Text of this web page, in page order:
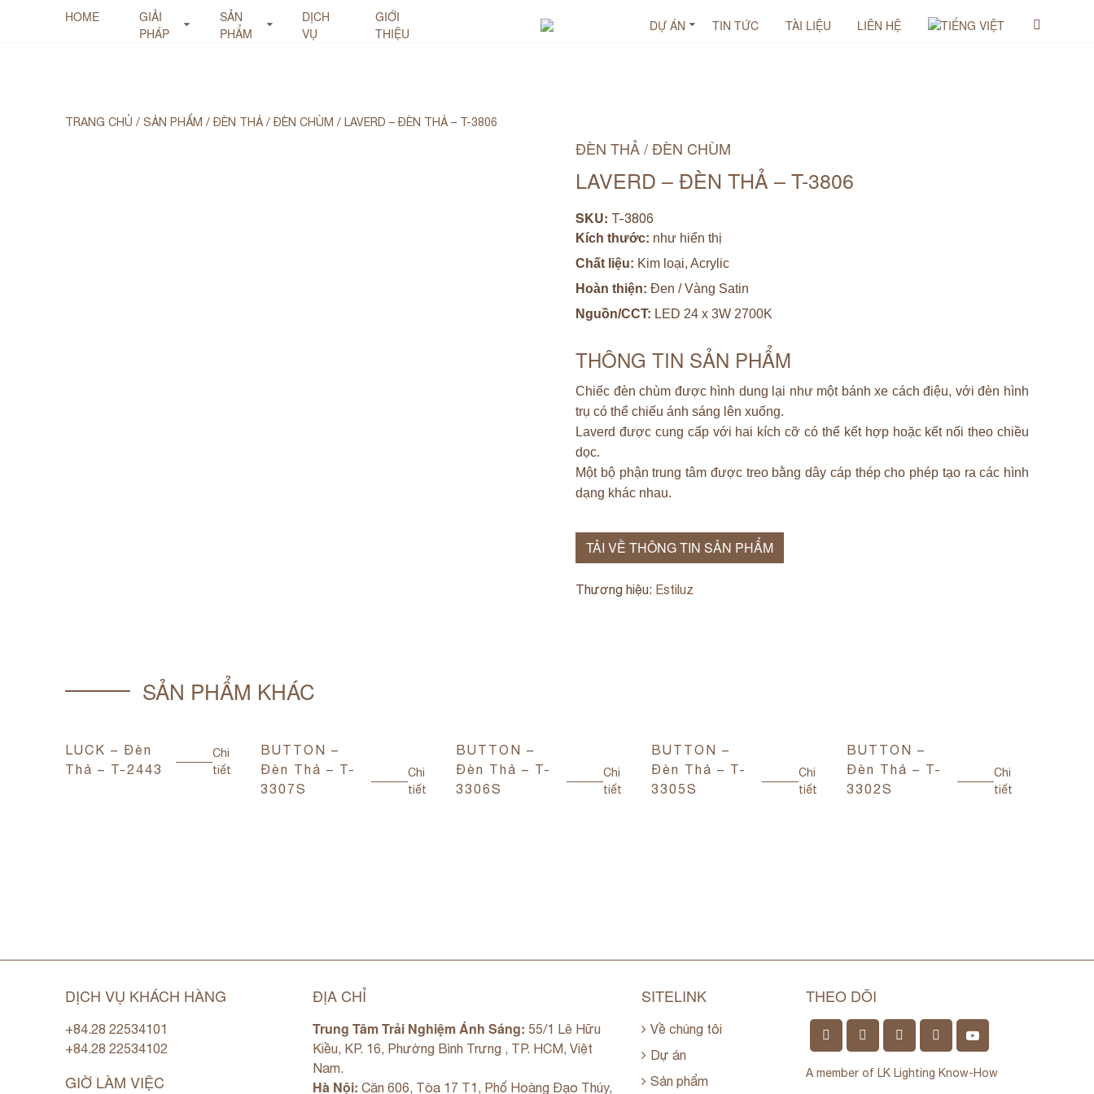
HOME
GIẢI
PHÁP
SẢN
PHẨM
DỊCH
VỤ
GIỚI
THIỆU
DỰ ÁN TIN TỨC TÀI LIỆU LIÊN HỆ
TRANG CHỦ / SẢN PHẨM / ĐÈN THẢ / ĐÈN CHÙM / LAVERD – ĐÈN THẢ – T-3806
ĐÈN THẢ / ĐÈN CHÙM
LAVERD – ĐÈN THẢ – T-3806
SKU: T-3806
Kích thước: như hiển thị
Chất liệu: Kim loại, Acrylic
Hoàn thiện: Đen / Vàng Satin
Nguồn/CCT: LED 24 x 3W 2700K
THÔNG TIN SẢN PHẨM
Chiếc đèn chùm được hình dung lại như một bánh xe cách điệu, với đèn hình
trụ có thể chiếu ánh sáng lên xuống.
Laverd được cung cấp với hai kích cỡ có thể kết hợp hoặc kết nối theo chiều
dọc.
Một bộ phận trung tâm được treo bằng dây cáp thép cho phép tạo ra các hình
dạng khác nhau.
TẢI VỀ THÔNG TIN SẢN PHẨM
Thương hiệu: Estiluz
SẢN PHẨM KHÁC
LUCK – Đèn
Thả – T-2443
Chi
tiết
BUTTON –
Đèn Thả – T-
3307S
Chi
tiết
BUTTON –
Đèn Thả – T-
3306S
Chi
tiết
BUTTON –
Đèn Thả – T-
3305S
Chi
tiết
BUTTON –
Đèn Thả – T-
3302S
Chi
tiết
DỊCH VỤ KHÁCH HÀNG
+84.28 22534101
+84.28 22534102
GIỜ LÀM VIỆC
ĐỊA CHỈ
Trung Tâm Trải Nghiệm Ánh Sáng: 55/1 Lê Hữu
Kiều, KP. 16, Phường Bình Trưng , TP. HCM, Việt
Nam.
Hà Nội: Căn 606, Tòa 17 T1, Phố Hoàng Đạo Thúy,
SITELINK
Về chúng tôi
Dự án
Sản phẩm
THEO DÕI
A member of LK Lighting Know-How